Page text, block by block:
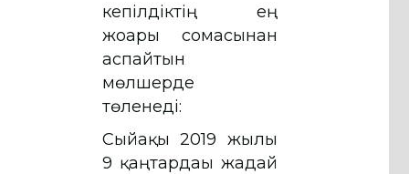
кепілдіктің ең
жоғары сомасынан
аспайтын
мөлшерде
төленеді:
Сыйақы 2019 жылғы
9 қаңтардағы жағдай